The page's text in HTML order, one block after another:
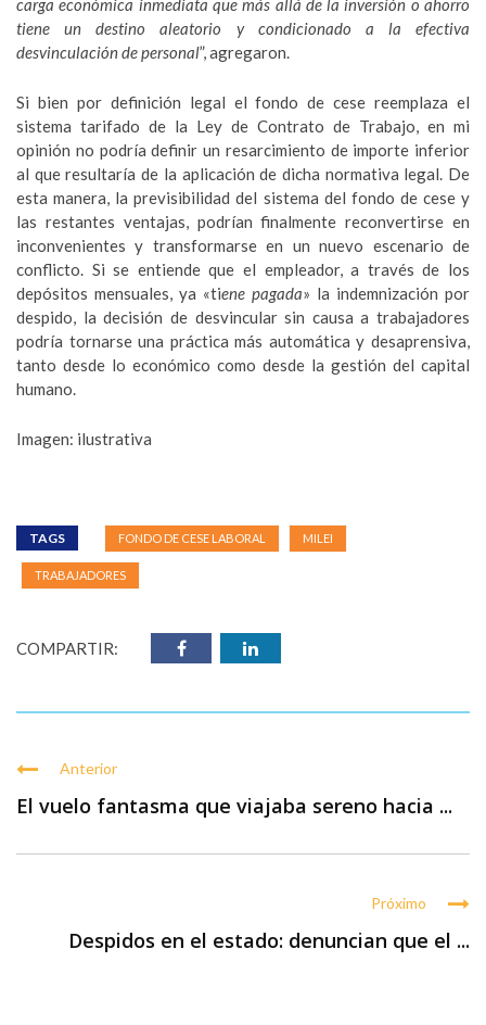
carga económica inmediata que más allá de la inversión o ahorro
tiene un destino aleatorio y condicionado a la efectiva
desvinculación de personal”, agregaron.
Si bien por definición legal el fondo de cese reemplaza el
sistema tarifado de la Ley de Contrato de Trabajo, en mi
opinión no podría definir un resarcimiento de importe inferior
al que resultaría de la aplicación de dicha normativa legal. De
esta manera, la previsibilidad del sistema del fondo de cese y
las restantes ventajas, podrían finalmente reconvertirse en
inconvenientes y transformarse en un nuevo escenario de
conflicto. Si se entiende que el empleador, a través de los
depósitos mensuales, ya «tiene pagada» la indemnización por
despido, la decisión de desvincular sin causa a trabajadores
podría tornarse una práctica más automática y desaprensiva,
tanto desde lo económico como desde la gestión del capital
humano.
Imagen: ilustrativa
TAGS FONDO DE CESE LABORAL MILEI
TRABAJADORES
COMPARTIR:
Anterior
El vuelo fantasma que viajaba sereno hacia ...
Próximo
Despidos en el estado: denuncian que el ...